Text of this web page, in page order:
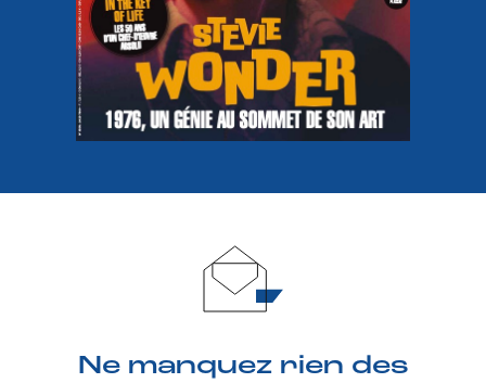
Ne manquez rien des